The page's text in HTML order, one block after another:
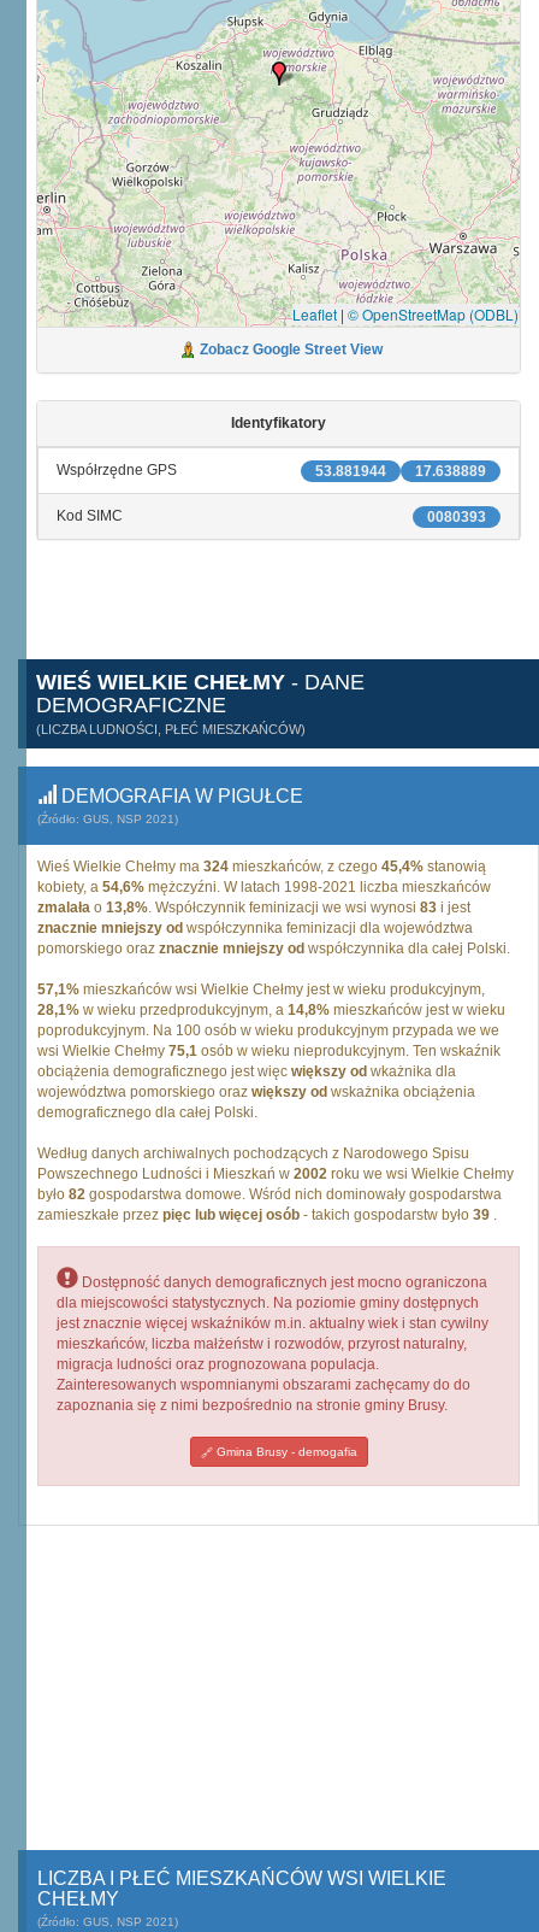
Leaflet | © OpenStreetMap (ODBL)
Zobacz Google Street View
Identyfikatory
17.638889
53.881944
Współrzędne GPS
0080393
Kod SIMC
WIEŚ WIELKIE CHEŁMY - DANE
DEMOGRAFICZNE
(LICZBA LUDNOŚCI, PŁEĆ MIESZKAŃCÓW)
DEMOGRAFIA W PIGUŁCE
(Źródło: GUS, NSP 2021)
Wieś Wielkie Chełmy ma 324 mieszkańców, z czego 45,4% stanowią
kobiety, a 54,6% mężczyźni. W latach 1998-2021 liczba mieszkańców
zmalała o 13,8%. Współczynnik feminizacji we wsi wynosi 83 i jest
znacznie mniejszy od współczynnika feminizacji dla województwa
pomorskiego oraz znacznie mniejszy od współczynnika dla całej Polski.
57,1% mieszkańców wsi Wielkie Chełmy jest w wieku produkcyjnym,
28,1% w wieku przedprodukcyjnym, a 14,8% mieszkańców jest w wieku
poprodukcyjnym. Na 100 osób w wieku produkcyjnym przypada we we
wsi Wielkie Chełmy 75,1 osób w wieku nieprodukcyjnym. Ten wskaźnik
obciążenia demograficznego jest więc większy od wkażnika dla
województwa pomorskiego oraz większy od wskażnika obciążenia
demograficznego dla całej Polski.
Według danych archiwalnych pochodzących z Narodowego Spisu
Powszechnego Ludności i Mieszkań w 2002 roku we wsi Wielkie Chełmy
było 82 gospodarstwa domowe. Wśród nich dominowały gospodarstwa
zamieszkałe przez pięc lub więcej osób - takich gospodarstw było 39 .
Dostępność danych demograficznych jest mocno ograniczona
dla miejscowości statystycznych. Na poziomie gminy dostępnych
jest znacznie więcej wskaźników m.in. aktualny wiek i stan cywilny
mieszkańców, liczba małżeństw i rozwodów, przyrost naturalny,
migracja ludności oraz prognozowana populacja.
Zainteresowanych wspomnianymi obszarami zachęcamy do do
zapoznania się z nimi bezpośrednio na stronie gminy Brusy.
Gmina Brusy - demogafia
LICZBA I PŁEĆ MIESZKAŃCÓW WSI WIELKIE
CHEŁMY
(Źródło: GUS, NSP 2021)